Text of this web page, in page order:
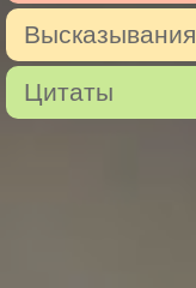
Высказывания
Цитаты